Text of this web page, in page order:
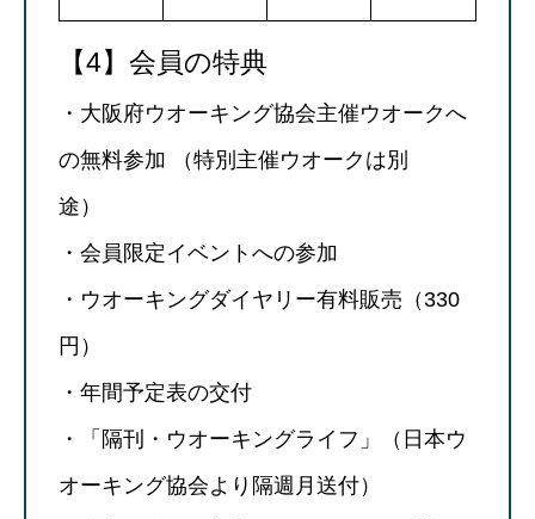
【4】会員の特典
・大阪府ウオーキング協会主催ウオークへ
の無料参加 （特別主催ウオークは別
途）
・会員限定イベントへの参加
・ウオーキングダイヤリー有料販売（330
円）
・年間予定表の交付
・「隔刊・ウオーキングライフ」（日本ウ
オーキング協会より隔週月送付）